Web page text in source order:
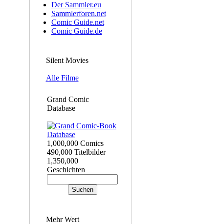
Der Sammler.eu
Sammlerforen.net
Comic Guide.net
Comic Guide.de
Silent Movies
Alle Filme
Grand Comic
Database
1,000,000 Comics
490,000 Titelbilder
1,350,000
Geschichten
Mehr Wert